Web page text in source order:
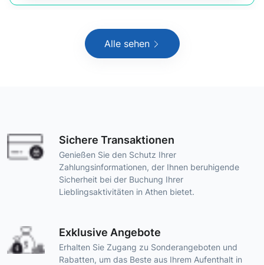
Alle sehen
Sichere Transaktionen
Genießen Sie den Schutz Ihrer
Zahlungsinformationen, der Ihnen beruhigende
Sicherheit bei der Buchung Ihrer
Lieblingsaktivitäten in Athen bietet.
Exklusive Angebote
Erhalten Sie Zugang zu Sonderangeboten und
Rabatten, um das Beste aus Ihrem Aufenthalt in